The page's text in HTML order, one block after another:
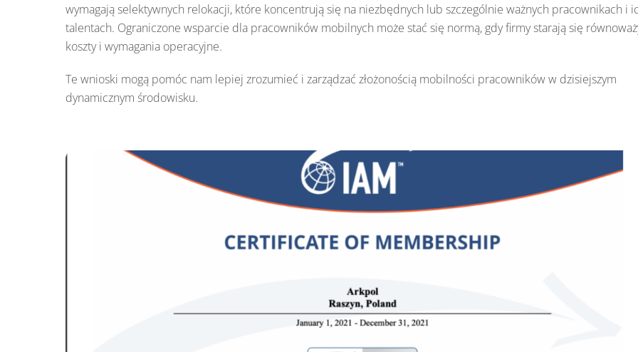
wymagają selektywnych relokacji, które koncentrują się na niezbędnych lub szczególnie ważnych pracownikach i
talentach. Ograniczone wsparcie dla pracowników mobilnych może stać się normą, gdy firmy starają się
koszty i wymagania operacyjne.
Te wnioski mogą pomóc nam lepiej zrozumieć i zarządzać złożonością mobilności pracowników w dzisiejszym
dynamicznym środowisku.